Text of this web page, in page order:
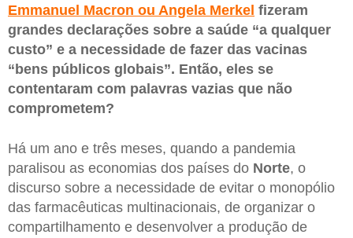
Emmanuel Macron ou Angela Merkel fizeram
grandes declarações sobre a saúde “a qualquer
custo” e a necessidade de fazer das vacinas
“bens públicos globais”. Então, eles se
contentaram com palavras vazias que não
comprometem?
Há um ano e três meses, quando a pandemia
paralisou as economias dos países do Norte, o
discurso sobre a necessidade de evitar o monopólio
das farmacêuticas multinacionais, de organizar o
compartilhamento e desenvolver a produção de